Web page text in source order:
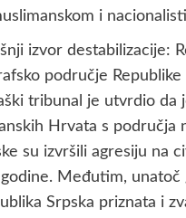
i
destabilizacije:
područje
tribunal je utvrdio da
Hrvata s područja
su izvršili agresiju na
Međutim,
Srpska priznata i